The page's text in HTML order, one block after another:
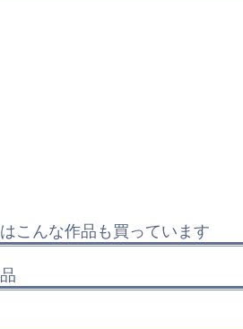
こんな作品も買っています